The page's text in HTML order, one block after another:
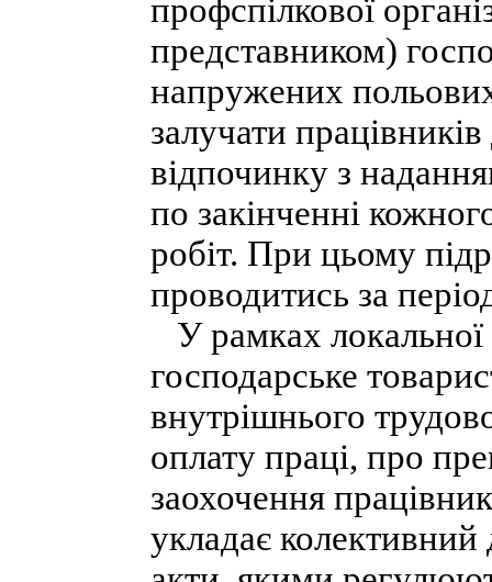
профспілкової
представником)
напружених
залучати
відпочинку з
по закінченні
робіт. При цьому
проводитись за
У рамках
господарське
внутрішнього
оплату праці, про
заохочення
укладає колективний